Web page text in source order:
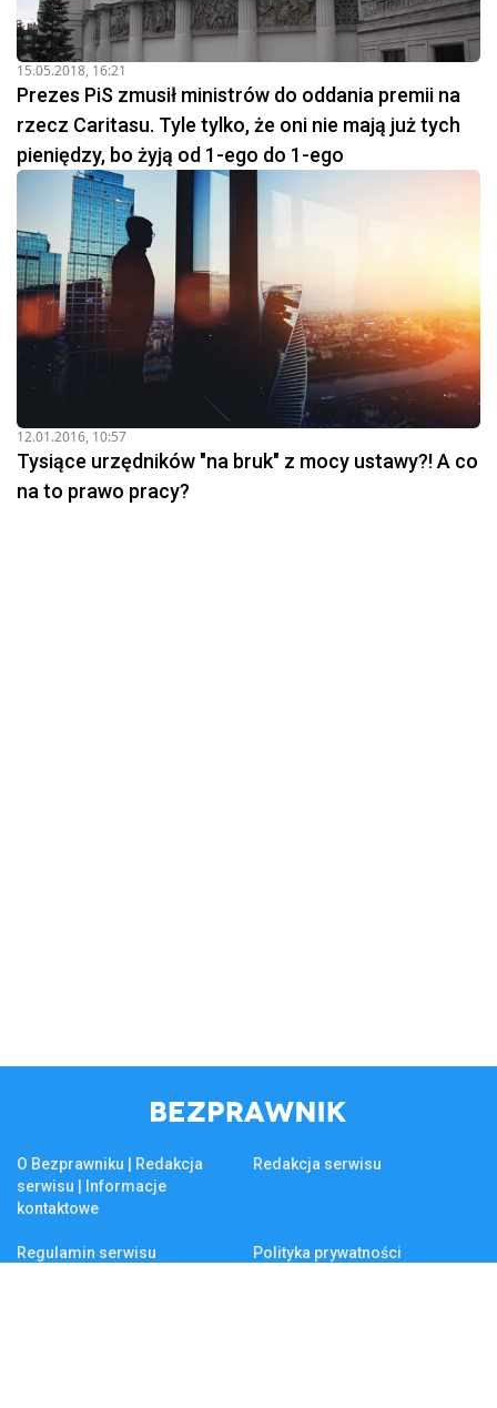
15.05.2018, 16:21
Prezes PiS zmusił ministrów do oddania premii na
rzecz Caritasu. Tyle tylko, że oni nie mają już tych
pieniędzy, bo żyją od 1-ego do 1-ego
12.01.2016, 10:57
Tysiące urzędników "na bruk" z mocy ustawy?! A co
na to prawo pracy?
O Bezprawniku | Redakcja
serwisu | Informacje
kontaktowe
Redakcja serwisu
Regulamin serwisu Polityka prywatności